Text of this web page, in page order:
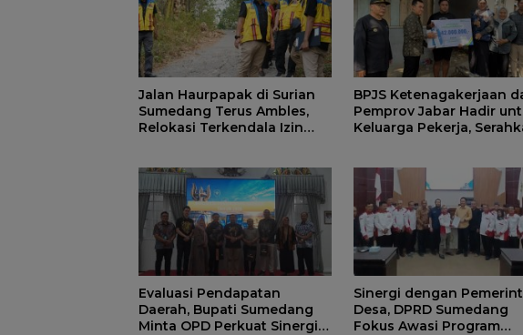
Jalan Haurpapak di Surian
Sumedang Terus Ambles,
Relokasi Terkendala Izin
BPJS Ketenagakerjaan
Pemprov Jabar Hadir
Keluarga Pekerja,
Evaluasi Pendapatan
Daerah, Bupati Sumedang
Minta OPD Perkuat Sinergi
Sinergi dengan
Desa, DPRD Sumedang
Fokus Awasi Program